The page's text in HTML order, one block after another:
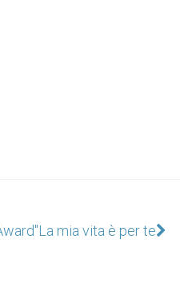
La mia vita è per te